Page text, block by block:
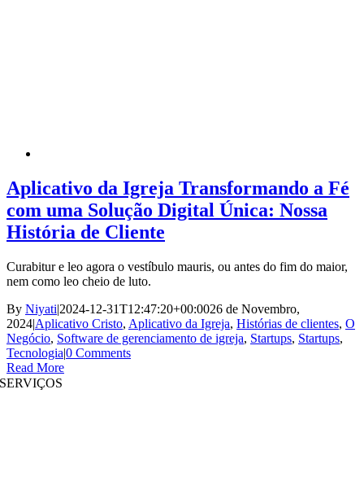
Aplicativo da Igreja Transformando a Fé
com uma Solução Digital Única: Nossa
História de Cliente
Curabitur e leo agora o vestíbulo mauris, ou antes do fim do maior,
nem como leo cheio de luto.
By Niyati|2024-12-31T12:47:20+00:0026 de Novembro,
2024|Aplicativo Cristo, Aplicativo da Igreja, Histórias de clientes, O
Negócio, Software de gerenciamento de igreja, Startups, Startups,
Tecnologia|0 Comments
Read More
SERVIÇOS